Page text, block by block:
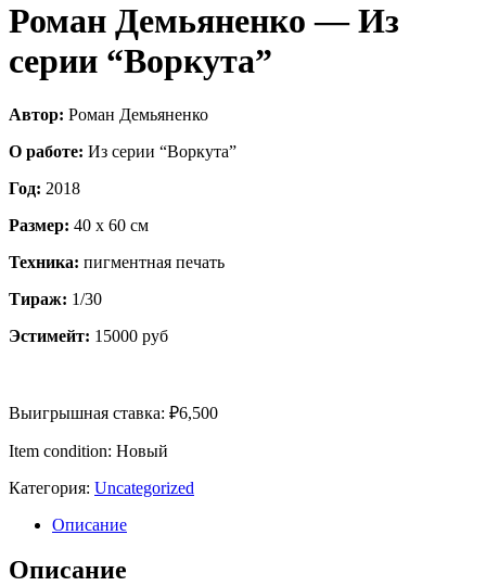
Роман Демьяненко — Из
серии “Воркута”
Автор: Роман Демьяненко
О работе: Из серии “Воркута”
Год: 2018
Размер: 40 x 60 см
Техника: пигментная печать
Тираж: 1/30
Эстимейт: 15000 руб
Выигрышная ставка: ₽6,500
Item condition: Новый
Категория: Uncategorized
Описание
Описание